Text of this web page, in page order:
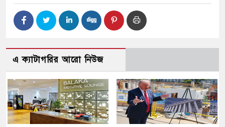
এ ক্যাটাগরির আরো নিউজ